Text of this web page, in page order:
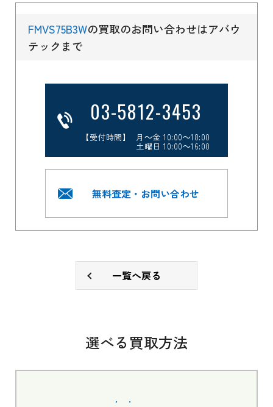
FMVS75B3Wの買取のお問い合わせはアバウ
テックまで
03-5812-3453
【受付時間】 月～金 10:00～18:00
土曜日 10:00～16:00
無料査定・お問い合わせ
一覧へ戻る
選べる買取方法